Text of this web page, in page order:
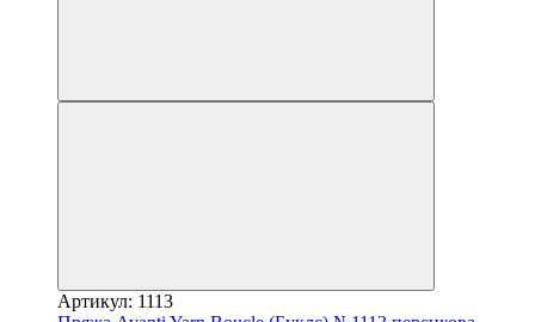
Артикул: 1113